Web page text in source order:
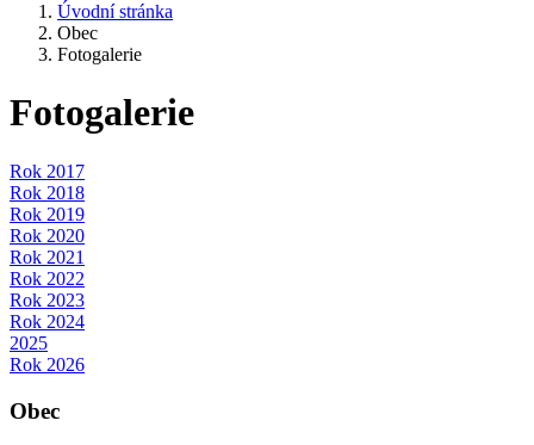
Úvodní stránka
Obec
Fotogalerie
Fotogalerie
Rok 2017
Rok 2018
Rok 2019
Rok 2020
Rok 2021
Rok 2022
Rok 2023
Rok 2024
2025
Rok 2026
Obec